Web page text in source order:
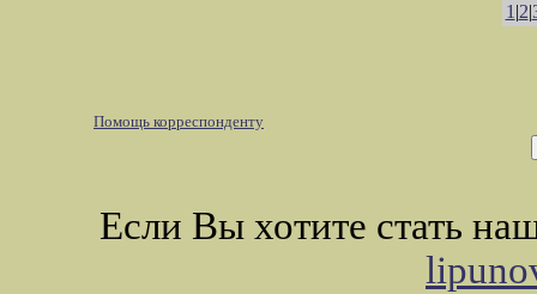
1 |2|
Помощь корреспонденту
Если Вы хотите стать